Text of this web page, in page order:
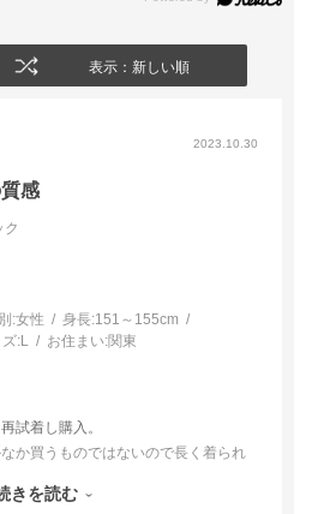
表示：新しい順
2023.10.30
感
ク
:女性 身長:151～155cm
:L お住まい:関東
試着し購入。
か買うものではないので長く着られ
はなくキュプラが入っていて、肌に触
きを読む